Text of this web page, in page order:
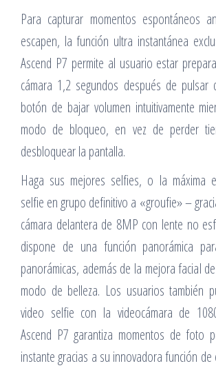
Para capturar momentos espontáneos
escapen, la función ultra instantánea
Ascend P7 permite al usuario estar
cámara 1,2 segundos después de pulsar
botón de bajar volumen intuitivamente
modo de bloqueo, en vez de perder
desbloquear la pantalla.
Haga sus mejores selfies, o la máxima
selfie en grupo definitivo a «groufie» –
cámara delantera de 8MP con lente no
dispone de una función panorámica
panorámicas, además de la mejora facial
modo de belleza. Los usuarios también
video selfie con la videocámara de
Ascend P7 garantiza momentos de foto
instante gracias a su innovadora función